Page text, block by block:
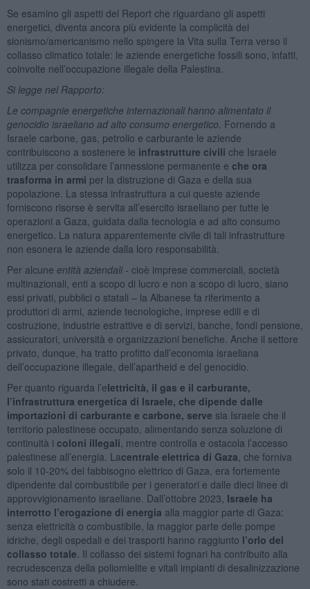
Se esamino gli aspetti del Report che riguardano gli aspetti
energetici, diventa ancora più evidente la complicità del
sionismo/americanismo nello spingere la Vita sulla Terra verso il
collasso climatico totale: le aziende energetiche fossili sono, infatti,
coinvolte nell’occupazione illegale della Palestina.
Si legge nel Rapporto:
Le compagnie energetiche internazionali hanno alimentato il
genocidio israeliano ad alto consumo energetico. Fornendo a
Israele carbone, gas, petrolio e carburante le aziende
contribuiscono a sostenere le infrastrutture civili che Israele
utilizza per consolidare l’annessione permanente e che ora
trasforma in armi per la distruzione di Gaza e della sua
popolazione. La stessa infrastruttura a cui queste aziende
forniscono risorse è servita all’esercito israeliano per tutte le
operazioni a Gaza, guidata dalla tecnologia e ad alto consumo
energetico. La natura apparentemente civile di tali infrastrutture
non esonera le aziende dalla loro responsabilità.
Per alcune entità aziendali- cioè imprese commerciali, società
multinazionali, enti a scopo di lucro e non a scopo di lucro, siano
essi privati, pubblici o statali – la Albanese fa riferimento a
produttori di armi, aziende tecnologiche, imprese edili e di
costruzione, industrie estrattive e di servizi, banche, fondi pensione,
assicuratori, università e organizzazioni benefiche. Anche il settore
privato, dunque, ha tratto profitto dall’economia israeliana
dell’occupazione illegale, dell’apartheid e del genocidio.
Per quanto riguarda l’elettricità, il gas e il carburante,
l’infrastruttura energetica di Israele, che dipende dalle
importazioni di carburante e carbone, serve sia Israele che il
territorio palestinese occupato, alimentando senza soluzione di
continuità i coloni illegali , mentre controlla e ostacola l’accesso
palestinese all’energia. Lacentrale elettrica di Gaza , che forniva
solo il 10-20% del fabbisogno elettrico di Gaza, era fortemente
dipendente dal combustibile per i generatori e dalle dieci linee di
approvvigionamento israeliane. Dall’ottobre 2023, Israele ha
interrotto l’erogazione di energia alla maggior parte di Gaza:
senza elettricità o combustibile, la maggior parte delle pompe
idriche, degli ospedali e dei trasporti hanno raggiunto l’orlo del
collasso totale . Il collasso dei sistemi fognari ha contribuito alla
recrudescenza della poliomielite e vitali impianti di desalinizzazione
sono stati costretti a chiudere.